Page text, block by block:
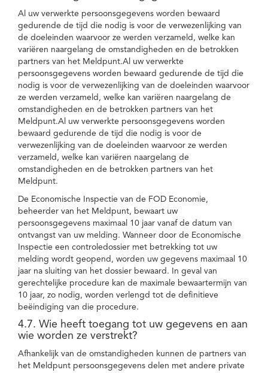
Al uw verwerkte persoonsgegevens worden bewaard
gedurende de tijd die nodig is voor de verwezenlijking van
de doeleinden waarvoor ze werden verzameld, welke kan
variëren naargelang de omstandigheden en de betrokken
partners van het Meldpunt.Al uw verwerkte
persoonsgegevens worden bewaard gedurende de tijd die
nodig is voor de verwezenlijking van de doeleinden waarvoor
ze werden verzameld, welke kan variëren naargelang de
omstandigheden en de betrokken partners van het
Meldpunt.Al uw verwerkte persoonsgegevens worden
bewaard gedurende de tijd die nodig is voor de
verwezenlijking van de doeleinden waarvoor ze werden
verzameld, welke kan variëren naargelang de
omstandigheden en de betrokken partners van het
Meldpunt.
De Economische Inspectie van de FOD Economie,
beheerder van het Meldpunt, bewaart uw
persoonsgegevens maximaal 10 jaar vanaf de datum van
ontvangst van uw melding. Wanneer door de Economische
Inspectie een controledossier met betrekking tot uw
melding wordt geopend, worden uw gegevens maximaal 10
jaar na sluiting van het dossier bewaard. In geval van
gerechtelijke procedure kan de maximale bewaartermijn van
10 jaar, zo nodig, worden verlengd tot de definitieve
beëindiging van die procedure.
4.7. Wie heeft toegang tot uw gegevens en aan
wie worden ze verstrekt?
Afhankelijk van de omstandigheden kunnen de partners van
het Meldpunt persoonsgegevens delen met andere private